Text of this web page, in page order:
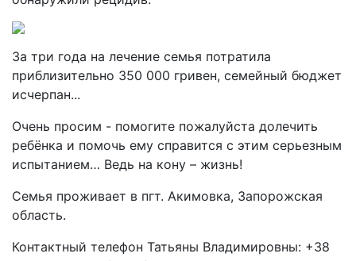
За три года на лечение семья потратила
приблизительно 350 000 гривен, семейный бюджет
исчерпан...
Очень просим - помогите пожалуйста долечить
ребёнка и помочь ему справится с этим серьезным
испытанием… Ведь на кону – жизнь!
Семья проживает в пгт. Акимовка, Запорожская
область.
Контактный телефон Татьяны Владимировны: +38